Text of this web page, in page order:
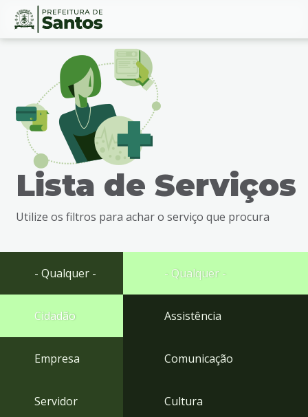
Ir
busca
Ir
rodapé
Conteúdo
Lista de Serviços
Utilize os filtros para achar o serviço que procura
- Qualquer -
Cidadão
Empresa
Servidor
- Qualquer -
Assistência
Comunicação
Cultura